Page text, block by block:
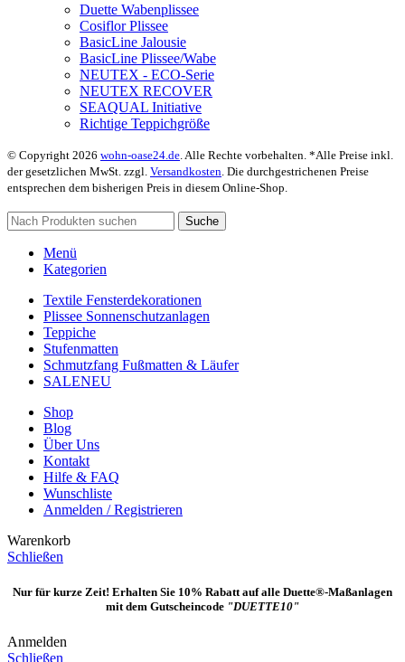
Duette Wabenplissee
Cosiflor Plissee
BasicLine Jalousie
BasicLine Plissee/Wabe
NEUTEX - ECO-Serie
NEUTEX RECOVER
SEAQUAL Initiative
Richtige Teppichgröße
© Copyright 2026 wohn-oase24.de . Alle Rechte vorbehalten. *Alle Preise inkl.
der gesetzlichen MwSt. zzgl. Versandkosten . Die durchgestrichenen Preise
entsprechen dem bisherigen Preis in diesem Online-Shop.
Suche
Menü
Kategorien
Textile Fensterdekorationen
Plissee Sonnenschutzanlagen
Teppiche
Stufenmatten
Schmutzfang Fußmatten & Läufer
SALENEU
Shop
Blog
Über Uns
Kontakt
Hilfe & FAQ
Wunschliste
Anmelden / Registrieren
Warenkorb
Schließen
Nur für kurze Zeit! Erhalten Sie 10% Rabatt auf alle Duette®-Maßanlagen
mit dem Gutscheincode "DUETTE10"
Anmelden
Schließen